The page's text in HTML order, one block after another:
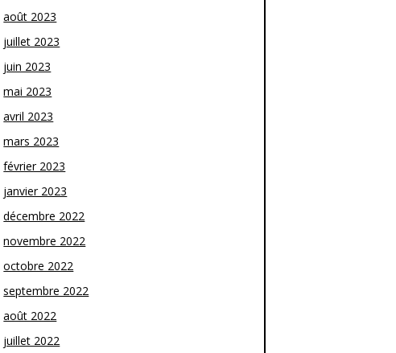
août 2023
juillet 2023
juin 2023
mai 2023
avril 2023
mars 2023
février 2023
janvier 2023
décembre 2022
novembre 2022
octobre 2022
septembre 2022
août 2022
juillet 2022